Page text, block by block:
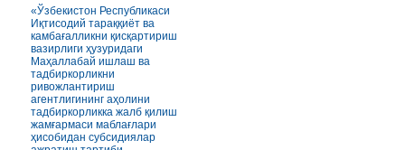
«Ўзбекистон Республикаси
Иқтисодий тараққиёт ва
камбағалликни қисқартириш
вазирлиги ҳузуридаги
Маҳаллабай ишлаш ва
тадбиркорликни
ривожлантириш
агентлигининг аҳолини
тадбиркорликка жалб қилиш
жамғармаси маблағлари
ҳисобидан субсидиялар